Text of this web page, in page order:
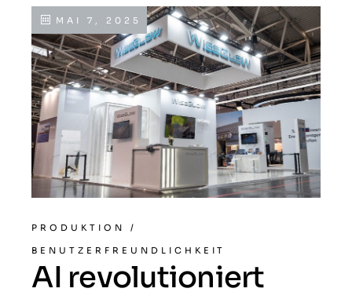
MAI 7, 2025
PRODUKTION /
BENUTZERFREUNDLICHKEIT
AI revolutioniert